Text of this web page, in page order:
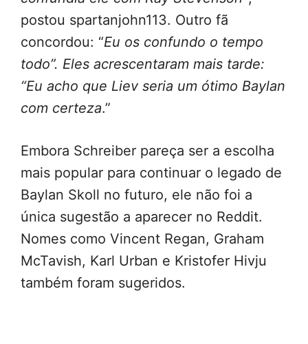
postou spartanjohn113. Outro fã
concordou: “Eu os confundo o tempo
todo”. Eles acrescentaram mais tarde:
“Eu acho que Liev seria um ótimo Baylan
com certeza.”
Embora Schreiber pareça ser a escolha
mais popular para continuar o legado de
Baylan Skoll no futuro, ele não foi a
única sugestão a aparecer no Reddit.
Nomes como Vincent Regan, Graham
McTavish, Karl Urban e Kristofer Hivju
também foram sugeridos.